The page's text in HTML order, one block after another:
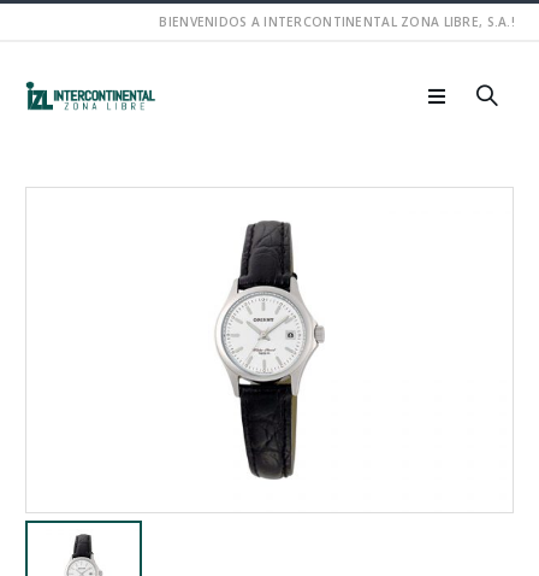
BIENVENIDOS A INTERCONTINENTAL ZONA LIBRE, S.A.!